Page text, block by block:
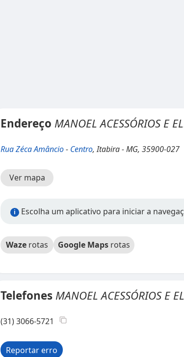
Endereço MANOEL ACESSÓRIOS E
Rua Zéca Amâncio- Centro, Itabira - MG, 35900-027
Ver mapa
i Escolha um aplicativo para iniciar a
Waze rotas Google Maps rotas
Telefones MANOEL ACESSÓRIOS E
(31) 3066-5721
Reportar erro